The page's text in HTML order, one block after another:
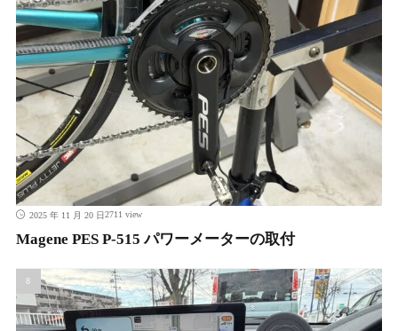
2025 年 11 月 20 日2711 view
Magene PES P-515 パワーメーターの取付